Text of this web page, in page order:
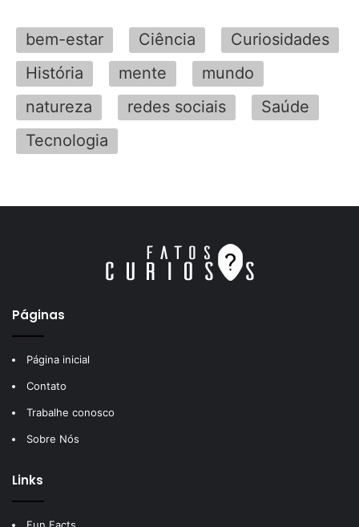
bem-estar Ciência
Curiosidades
História
mente
mundo
natureza
redes sociais
Saúde
Tecnologia
Páginas
Página inicial
Contato
Trabalhe conosco
Sobre Nós
Links